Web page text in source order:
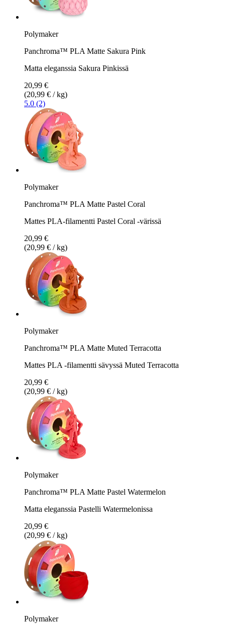
Polymaker
Panchroma™ PLA Matte Sakura Pink
Matta eleganssia Sakura Pinkissä
20,99 €
(20,99 € / kg)
5.0 (2)
Polymaker
Panchroma™ PLA Matte Pastel Coral
Mattes PLA-filamentti Pastel Coral -värissä
20,99 €
(20,99 € / kg)
Polymaker
Panchroma™ PLA Matte Muted Terracotta
Mattes PLA -filamentti sävyssä Muted Terracotta
20,99 €
(20,99 € / kg)
Polymaker
Panchroma™ PLA Matte Pastel Watermelon
Matta eleganssia Pastelli Watermelonissa
20,99 €
(20,99 € / kg)
Polymaker